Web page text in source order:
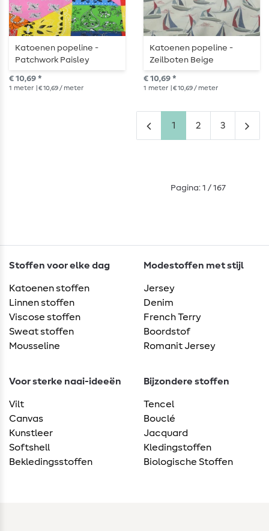
Katoenen popeline -
Patchwork Paisley
Multicolor
€ 10,69 *
1 meter | € 10,69 / meter
Katoenen popeline -
Zeilboten Beige
€ 10,69 *
1 meter | € 10,69 / meter
1 2 3
Pagina: 1 / 167
Stoffen voor elke dag
Katoenen stoffen
Linnen stoffen
Viscose stoffen
Sweat stoffen
Mousseline
Modestoffen met stijl
Jersey
Denim
French Terry
Boordstof
Romanit Jersey
Voor sterke naai-ideeën
Vilt
Canvas
Kunstleer
Softshell
Bekledingsstoffen
Bijzondere stoffen
Tencel
Bouclé
Jacquard
Kledingstoffen
Biologische Stoffen